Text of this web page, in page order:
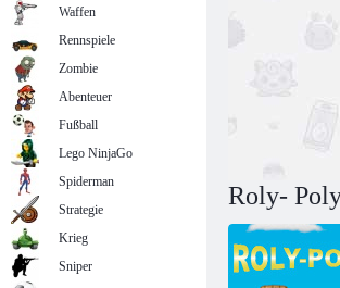
Roly-
Waffen
Rennspiele
Zombie
Abenteuer
Fußball
Lego NinjaGo
Spiderman
Strategie
Krieg
Sniper